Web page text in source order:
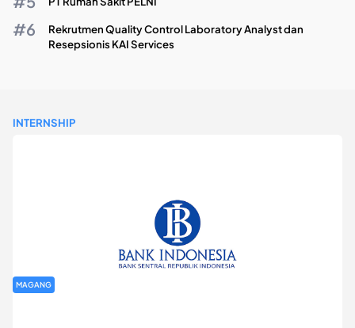
Rekrutmen Quality Control Laboratory Analyst dan
Resepsionis KAI Services
INTERNSHIP
MAGANG